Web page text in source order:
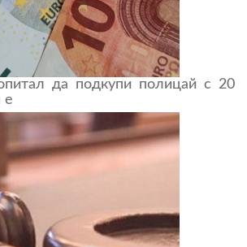
да подкупи полицай с 20
е